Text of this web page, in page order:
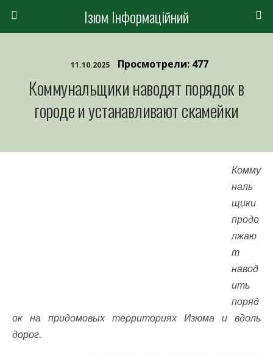
Ізюм Інформаційний
11.10.2025 Просмотрели: 477
Коммунальщики наводят порядок в
городе и устанавливают скамейки
Комму
наль
щики
продо
лжаю
т
навод
ить
поряд
ок на придомовых территориях Изюма и вдоль
дорог.